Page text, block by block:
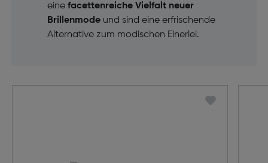
einefacettenreiche Vielfalt neuer
Brillenmodeund sind eine erfrischende
Alternative zum modischen Einerlei.